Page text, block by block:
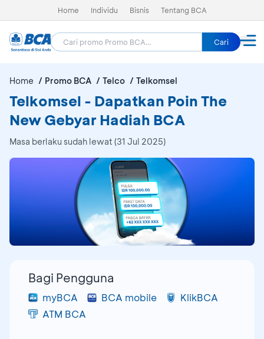
Home Individu Bisnis Tentang BCA
Cari
Home Promo BCA Telco Telkomsel
Telkomsel - Dapatkan Poin The
New Gebyar Hadiah BCA
Masa berlaku sudah lewat (31 Jul 2025)
Bagi Pengguna
myBCA BCA mobile
KlikBCA
ATM BCA